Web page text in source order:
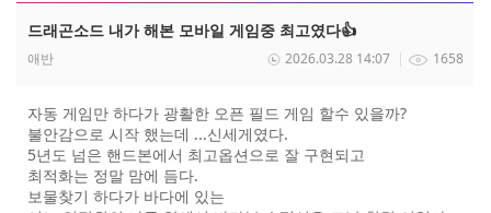
드래곤소드 내가 해본 모바일 게임중 최고였다👍
애반 1658
2026.03.28 14:07
자동 게임만 하다가 광활한 오픈 필드 게임 할수 있을까?
불안감으로 시작 했는데 ...신세게였다.
5년도 넘은 핸드본에서 최고옵션으로 잘 구현되고
최적화는 정말 맘에 듬다.
보물찾기 하다가 바다에 있는